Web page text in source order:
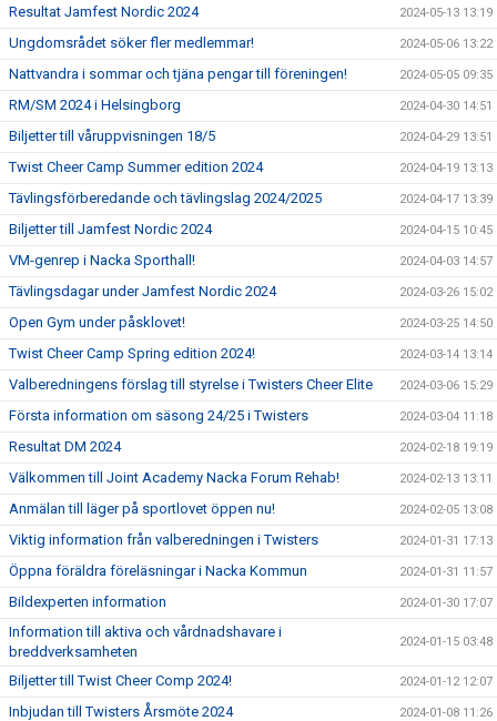
Resultat Jamfest Nordic 2024 2024-05-13 13:19
Ungdomsrådet söker fler medlemmar! 2024-05-06 13:22
Nattvandra i sommar och tjäna pengar till föreningen! 2024-05-05 09:35
RM/SM 2024 i Helsingborg 2024-04-30 14:51
Biljetter till våruppvisningen 18/5 2024-04-29 13:51
Twist Cheer Camp Summer edition 2024 2024-04-19 13:13
Tävlingsförberedande och tävlingslag 2024/2025 2024-04-17 13:39
Biljetter till Jamfest Nordic 2024 2024-04-15 10:45
VM-genrep i Nacka Sporthall! 2024-04-03 14:57
Tävlingsdagar under Jamfest Nordic 2024 2024-03-26 15:02
Open Gym under påsklovet! 2024-03-25 14:50
Twist Cheer Camp Spring edition 2024! 2024-03-14 13:14
Valberedningens förslag till styrelse i Twisters Cheer Elite 2024-03-06 15:29
Första information om säsong 24/25 i Twisters 2024-03-04 11:18
Resultat DM 2024 2024-02-18 19:19
Välkommen till Joint Academy Nacka Forum Rehab! 2024-02-13 13:11
Anmälan till läger på sportlovet öppen nu! 2024-02-05 13:08
Viktig information från valberedningen i Twisters 2024-01-31 17:13
Öppna föräldra föreläsningar i Nacka Kommun 2024-01-31 11:57
Bildexperten information 2024-01-30 17:07
Information till aktiva och vårdnadshavare i
breddverksamheten
2024-01-15 03:48
Biljetter till Twist Cheer Comp 2024! 2024-01-12 12:07
Inbjudan till Twisters Årsmöte 2024 2024-01-08 11:26